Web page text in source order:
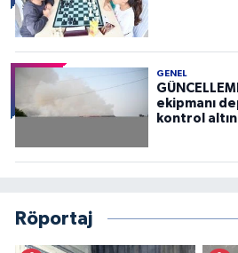
GENEL
ekipmanı
kontrol
Röportaj